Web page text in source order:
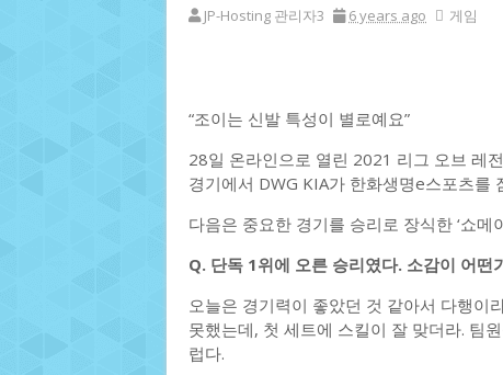
JP-Hosting 관리자3 6 years ago 게임
“조이는 신발 특성이 별로예요”
28일 온라인으로 열린 2021 리그 오브 레
경기에서 DWG KIA가 한화생명e스포츠를
다음은 중요한 경기를 승리로 장식한 ‘쇼메
Q. 단독 1위에 오른 승리였다. 소감이 어떤
오늘은 경기력이 좋았던 것 같아서 다행이
못했는데, 첫 세트에 스킬이 잘 맞더라. 팀
럽다.